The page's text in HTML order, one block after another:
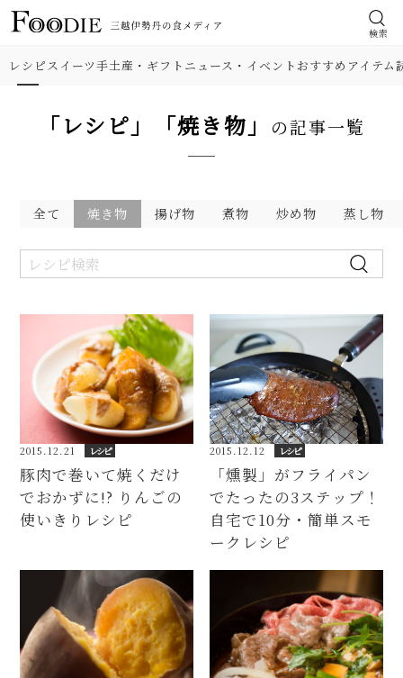
検索
レシピスイーツ手土産・ギフト ニュース・イベントおすすめアイテム
「レシピ」「焼き物」 の記事一覧
全て 焼き物 揚げ物 煮物 炒め物 蒸し物
2015.12.21 レシピ
豚肉で巻いて焼くだけ
でおかずに!? りんごの
使いきりレシピ
2015.12.12 レシピ
「燻製」がフライパン
でたったの3ステップ！
自宅で10分・簡単スモ
ークレシピ